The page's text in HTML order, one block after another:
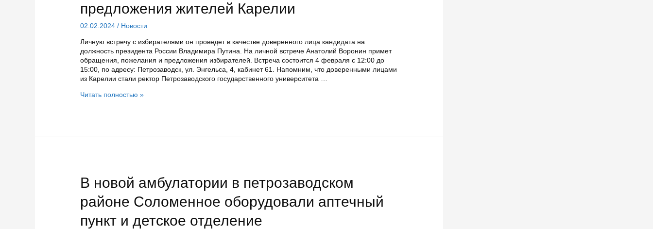
предложения жителей Карелии
02.02.2024 / Новости
Личную встречу с избирателями он проведет в качестве доверенного лица кандидата на
должность президента России Владимира Путина. На личной встрече Анатолий Воронин примет
обращения, пожелания и предложения избирателей. Встреча состоится 4 февраля с 12:00 до
15:00, по адресу: Петрозаводск, ул. Энгельса, 4, кабинет 61. Напомним, что доверенными лицами
из Карелии стали ректор Петрозаводского государственного университета …
Анатолий
Читать полностью »
В новой амбулатории в петрозаводском
районе Соломенное оборудовали аптечный
пункт и детское отделение